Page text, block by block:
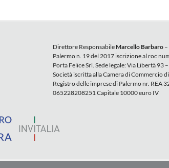
Direttore ResponsabileMarcello Barbaro–
Palermo n. 19 del 2017 iscrizione al roc
Porta Felice Srl. Sede legale: Via Libertà 93
Società iscritta alla Camera di Commercio
Registro delle imprese di Palermo nr. REA
065228208251 Capitale 10000 euro IV